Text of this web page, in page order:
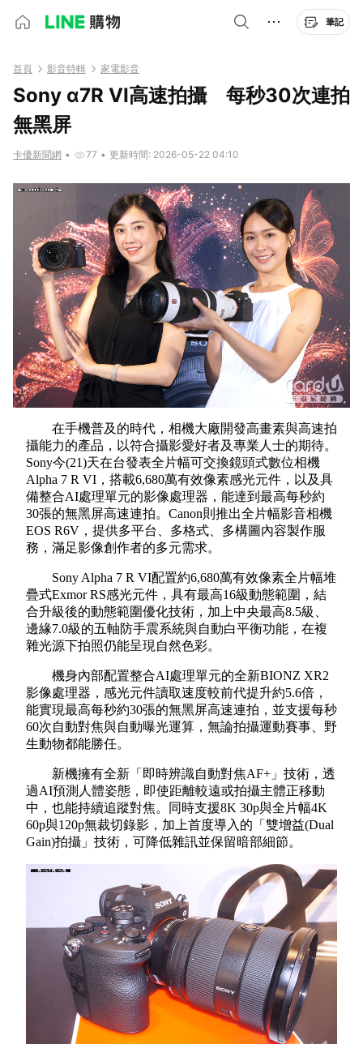
筆記
首頁 影音特輯 家電影音
Sony α7R VI高速拍攝 每秒30次連拍
無黑屏
卡優新聞網 • 77 • 更新時間: 2026-05-22 04:10
在手機普及的時代，相機大廠開發高畫素與高速拍
攝能力的產品，以符合攝影愛好者及專業人士的期待。
Sony今(21)天在台發表全片幅可交換鏡頭式數位相機
Alpha 7 R VI ，搭載6,680萬有效像素感光元件，以及具
備整合AI處理單元的影像處理器，能達到最高每秒約
30張的無黑屏高速連拍。 Canon則推出全片幅影音相機
EOS R6V ，提供多平台、多格式、多構圖內容製作服
務，滿足影像創作者的多元需求。
Sony Alpha 7 R VI配置約6,680萬有效像素全片幅堆
疊式Exmor RS感光元件，具有最高16級動態範圍，結
合升級後的動態範圍優化技術，加上中央最高8.5級、
邊緣7.0級的五軸防手震系統與自動白平衡功能，在複
雜光源下拍照仍能呈現自然色彩。
機身內部配置整合AI處理單元的全新BIONZ XR2
影像處理器，感光元件讀取速度較前代提升約5.6倍，
能實現最高每秒約30張的無黑屏高速連拍，並支援每秒
60次自動對焦與自動曝光運算，無論拍攝運動賽事、野
生動物都能勝任。
新機擁有全新「即時辨識自動對焦AF+ 」技術，透
過AI預測人體姿態，即使距離較遠或拍攝主體正移動
中，也能持續追蹤對焦。同時支援8K 30p與全片幅4K
60p與120p無裁切錄影，加上首度導入的「雙增益(Dual
Gain)拍攝」技術，可降低雜訊並保留暗部細節。